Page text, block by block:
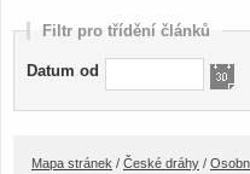
Filtr pro třídění článků
Datum od
Mapa stránek / České dráhy /